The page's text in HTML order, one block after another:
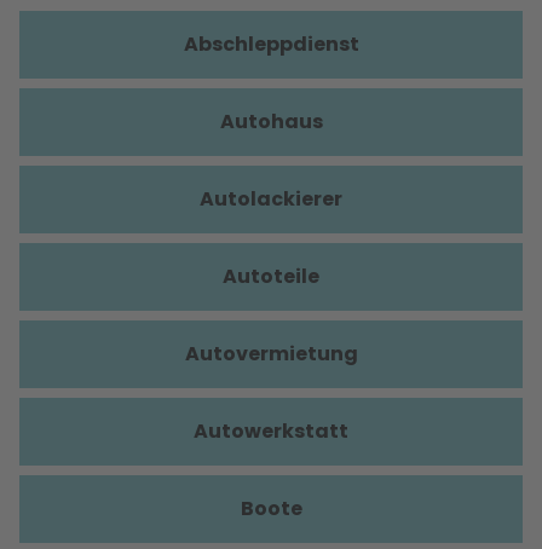
Abschleppdienst
Autohaus
Autolackierer
Autoteile
Autovermietung
Autowerkstatt
Boote